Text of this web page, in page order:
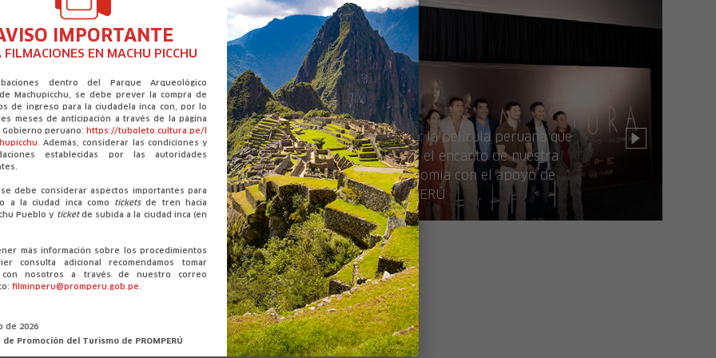
IMPORTANTE
FILMACIONES EN MACHU PICCHU
dentro del Parque Arqueológico
de Machupicchu, se debe prever la compra de
de ingreso para la ciudadela inca con, por lo
meses de anticipación a través de la página
Gobierno peruano: https://tuboleto.cultura.pe/l
. Además, considerar las condiciones y
establecidas por las autoridades
debe considerar aspectos importantes para
a la ciudad inca como ticketsde tren hacia
Pueblo y ticketde subida a la ciudad inca (en
más información sobre los procedimientos
consulta adicional recomendamos tomar
con nosotros a través de nuestro correo
filminperu@promperu.gob.pe
de 2026
Promoción del Turismo de PROMPERÚ
Rodajes responsables: la ruta para
filmar en Áreas Naturales Protegidas
Mistura: la película peruana que
destaca el encanto de nuestra
gastronomía con el apoyo de
PROMPERÚ
VER MÁS